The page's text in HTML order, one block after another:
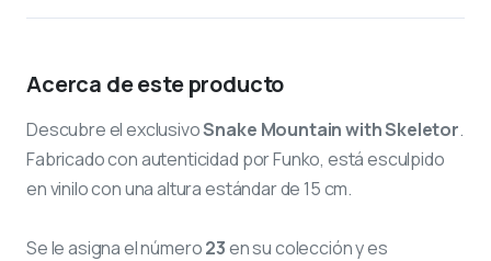
Acerca de este producto
Descubre el exclusivoSnake Mountain with Skeletor.
Fabricado con autenticidad por Funko, está esculpido
en vinilo con una altura estándar de 15 cm.
Se le asigna el número23en su colección y es